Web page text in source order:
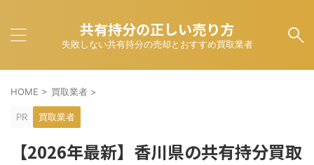
共有持分の正しい売り方
失敗しない共有持分の売却とおすすめ買取業者
HOME > 買取業者 >
PR 買取業者
【2026年最新】香川県の共有持分買取